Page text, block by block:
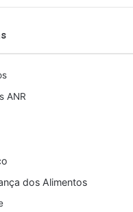
ANR
dos Alimentos